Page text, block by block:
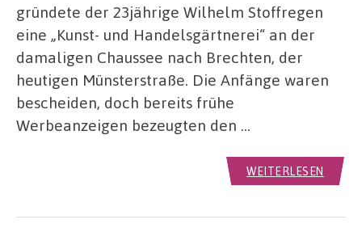
gründete der 23jährige Wilhelm Stoffregen
eine „Kunst- und Handelsgärtnerei“ an der
damaligen Chaussee nach Brechten, der
heutigen Münsterstraße. Die Anfänge waren
bescheiden, doch bereits frühe
Werbeanzeigen bezeugten den …
WEITERLESEN